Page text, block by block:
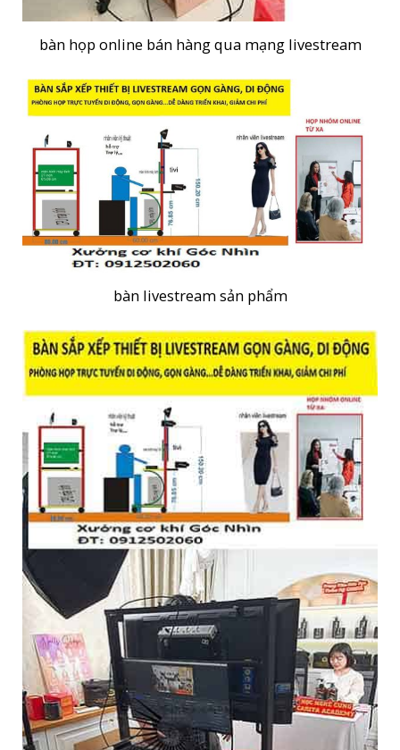
bàn họp online bán hàng qua mạng livestream
bàn livestream sản phẩm